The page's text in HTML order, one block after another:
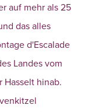
auf mehr als 25
das alles
d'Escalade
Landes vom
Hasselt hinab.